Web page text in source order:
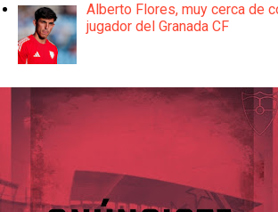
Alberto Flores, muy cerca de
jugador del Granada CF